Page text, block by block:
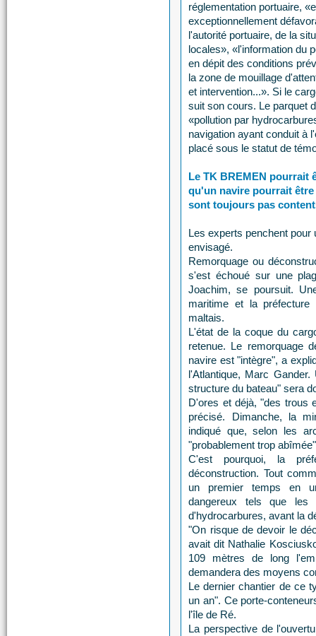
réglementation portuaire,
exceptionnellement
l'autorité portuaire, de la
locales», «l'information du
en dépit des conditions
la zone de mouillage
et intervention...». Si le
suit son cours. Le parquet
«pollution par
navigation ayant conduit à
placé sous le statut de
Le TK BREMEN pourrait
qu'un navire pourrait
sont toujours pas
Les experts penchent
envisagé.
Remorquage ou
s'est échoué sur une
Joachim, se poursuit.
maritime et la
maltais.
L'état de la coque du
retenue. Le remorquage
navire est "intègre", a
l'Atlantique, Marc
structure du bateau" sera
D'ores et déjà, "des trous
précisé. Dimanche, la
indiqué que, selon les
"probablement trop
C'est pourquoi, la
déconstruction. Tout
un premier temps en
dangereux tels que les
d'hydrocarbures, avant la
"On risque de devoir le
avait dit Nathalie
109 mètres de long
demandera des moyens
Le dernier chantier de ce
un an". Ce porte-
l'île de Ré.
La perspective de